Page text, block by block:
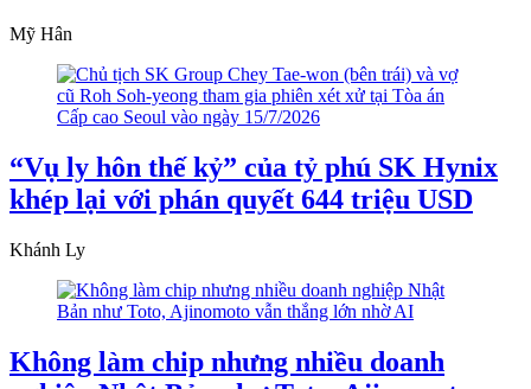
Mỹ Hân
“Vụ ly hôn thế kỷ” của tỷ phú SK Hynix
khép lại với phán quyết 644 triệu USD
Khánh Ly
Không làm chip nhưng nhiều doanh